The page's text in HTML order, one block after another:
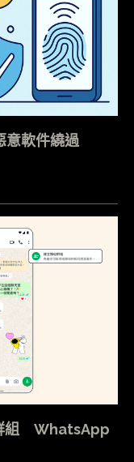
軟件繞過
組 WhatsApp